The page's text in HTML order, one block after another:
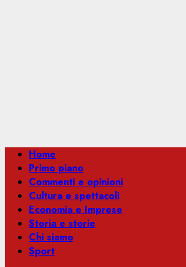
Menu
principale
Home
Primo piano
Commenti e opinioni
Cultura e spettacoli
Economia e Imprese
Storia e storie
Chi siamo
Sport